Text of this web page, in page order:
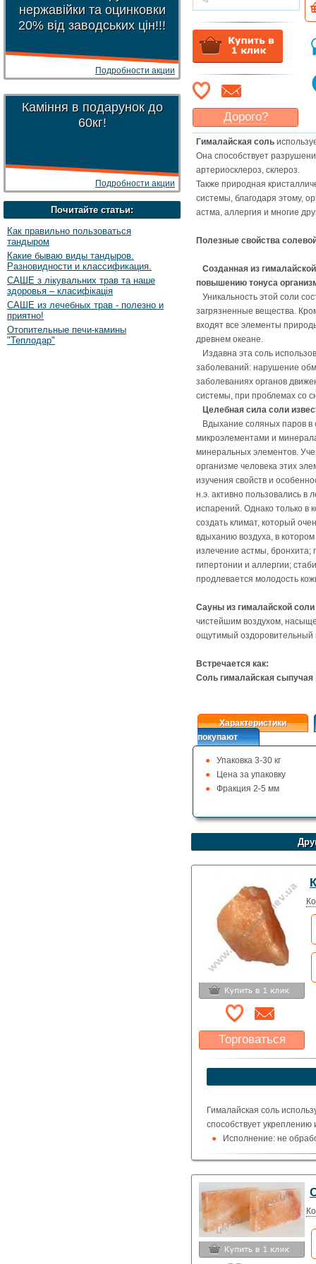
нержавійки та оцинковки
20% від заводських цін!!!
Подробности акции
Каміння в подарунок до
60кг!
Подробности акции
Почитайте статьи:
Как правильно пользоваться
тандыром
Какие бываю виды тандыров.
Разновидности и классификация.
САШЕ з лікувальних трав та наше
здоровья – класифікація
САШЕ из лечебных трав - полезно и
приятно!
Отопительные печи-камины
"Теплодар"
Дорого?
Какая ценамогла бы
Васустроить?
Указать цену
Гималайская соль
Она способствует
артериосклероз, склероз.
Также природная
системы, благодаря этому,
астма, аллергия и многие
Полезные свойства
Созданная из
повышению тонуса
Уникальность этой соли
загрязненные вещества.
входят все элементы
древнем океане.
Издавна эта соль
заболеваний: нарушение
заболеваниях органов
системы, при проблемах со
Целебная сила соли
Вдыхание соляных паров в
микроэлементами и
минеральных элементов.
организме человека этих
изучения свойств и
н.э. активно пользовались
испарений. Однако только в
создать климат, который
вдыханию воздуха, в
излечение астмы, бронхита;
гипертонии и аллергии;
продлевается молодость
Сауны из гималайской соли
чистейшим воздухом,
ощутимый оздоровительный
Встречается как:
Соль гималайская сыпучая
Характеристики
покупают
Упаковка 3-30 кг
Цена за упаковку
Фракция 2-5 мм
Торговаться
Какая цена Вас
устроит?
Гималайская соль
способствует
Исполнение: не